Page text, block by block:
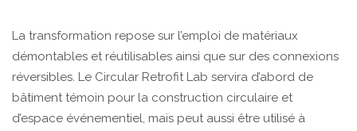
La transformation repose sur l’emploi de matériaux
démontables et réutilisables ainsi que sur des connexions
réversibles. Le Circular Retrofit Lab servira d’abord de
bâtiment témoin pour la construction circulaire et
d’espace événementiel, mais peut aussi être utilisé à